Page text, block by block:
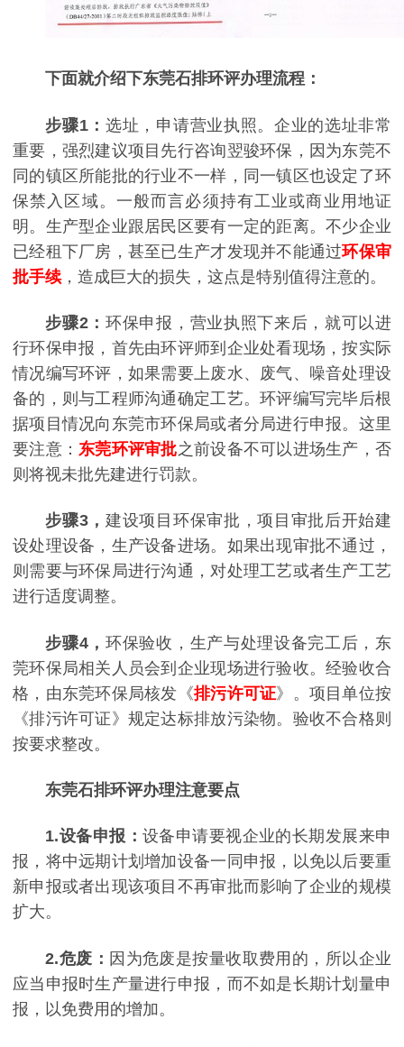
下面就介绍下东莞石排环评办理流程：
步骤1：选址，申请营业执照。企业的选址非常
重要，强烈建议项目先行咨询翌骏环保，因为东莞不
同的镇区所能批的行业不一样，同一镇区也设定了环
保禁入区域。一般而言必须持有工业或商业用地证
明。生产型企业跟居民区要有一定的距离。不少企业
已经租下厂房，甚至已生产才发现并不能通过环保审
批手续，造成巨大的损失，这点是特别值得注意的。
步骤2：环保申报，营业执照下来后，就可以进
行环保申报，首先由环评师到企业处看现场，按实际
情况编写环评，如果需要上废水、废气、噪音处理设
备的，则与工程师沟通确定工艺。环评编写完毕后根
据项目情况向东莞市环保局或者分局进行申报。这里
要注意： 东莞环评审批之前设备不可以进场生产，否
则将视未批先建进行罚款。
步骤3，建设项目环保审批，项目审批后开始建
设处理设备，生产设备进场。如果出现审批不通过，
则需要与环保局进行沟通，对处理工艺或者生产工艺
进行适度调整。
步骤4，环保验收，生产与处理设备完工后，东
莞环保局相关人员会到企业现场进行验收。经验收合
格，由东莞环保局核发《排污许可证》。项目单位按
《排污许可证》规定达标排放污染物。验收不合格则
按要求整改。
东莞石排环评办理注意要点
1.设备申报 ： 设备申请要视企业的长期发展来申
报，将中远期计划增加设备一同申报，以免以后要重
新申报或者出现该项目不再审批而影响了企业的规模
扩大。
2.危废： 因为危废是按量收取费用的，所以企业
应当申报时生产量进行申报，而不如是长期计划量申
报，以免费用的增加。